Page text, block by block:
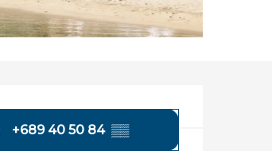
et coordonnées
+689 40 50 84 ▒▒